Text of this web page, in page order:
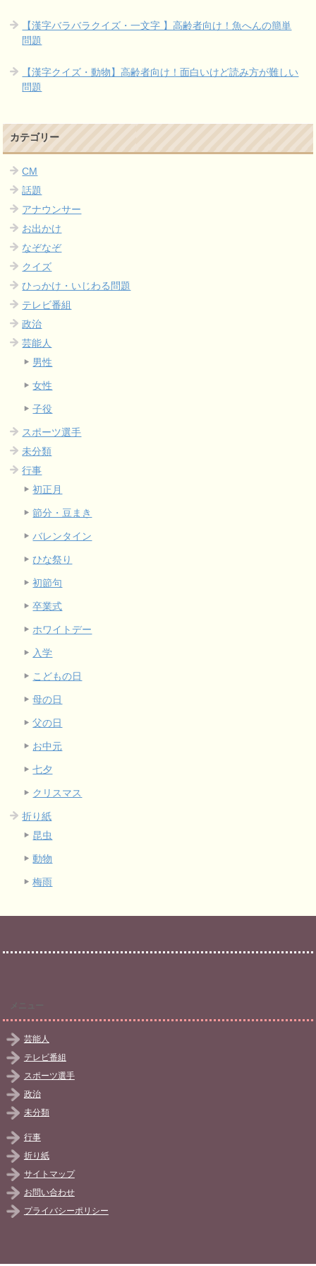
【漢字バラバラクイズ・一文字 】高齢者向け！魚へんの簡単
問題
【漢字クイズ・動物】高齢者向け！面白いけど読み方が難しい
問題
カテゴリー
CM
話題
アナウンサー
お出かけ
なぞなぞ
クイズ
ひっかけ・いじわる問題
テレビ番組
政治
芸能人
男性
女性
子役
スポーツ選手
未分類
行事
初正月
節分・豆まき
バレンタイン
ひな祭り
初節句
卒業式
ホワイトデー
入学
こどもの日
母の日
父の日
お中元
七夕
クリスマス
折り紙
昆虫
動物
梅雨
芸能人
テレビ番組
スポーツ選手
政治
未分類
行事
折り紙
サイトマップ
お問い合わせ
プライバシーポリシー